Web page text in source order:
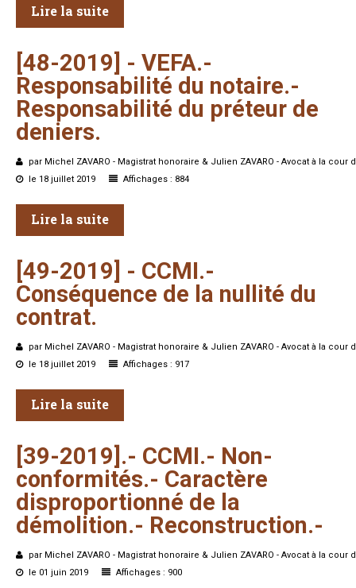
Lire la suite
[48-2019] - VEFA.-
Responsabilité du notaire.-
Responsabilité du préteur de
deniers.
par Michel ZAVARO - Magistrat honoraire & Julien ZAVARO - Avocat à la cour
le 18 juillet 2019
Affichages : 884
Lire la suite
[49-2019] - CCMI.-
Conséquence de la nullité du
contrat.
par Michel ZAVARO - Magistrat honoraire & Julien ZAVARO - Avocat à la cour
le 18 juillet 2019
Affichages : 917
Lire la suite
[39-2019].- CCMI.- Non-
conformités.- Caractère
disproportionné de la
démolition.- Reconstruction.-
par Michel ZAVARO - Magistrat honoraire & Julien ZAVARO - Avocat à la cour
le 01 juin 2019
Affichages : 900